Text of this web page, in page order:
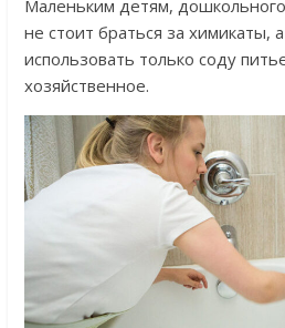
Маленьким детям,
не стоит браться за химикаты,
использовать только соду
хозяйственное.